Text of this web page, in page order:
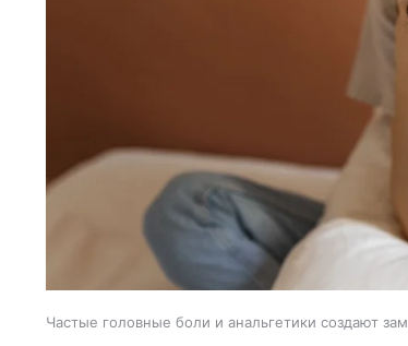
Частые головные боли и анальгетики создают